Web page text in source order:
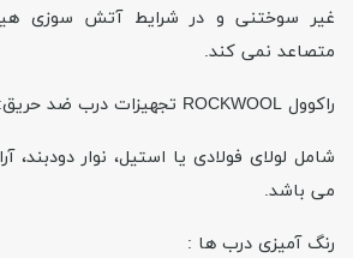
غیر سوختنی و در شرایط آتش سوزی
متصاعد نمی کند.
راکوول ROCKWOOL تجهیزات درب ضد حریق:
شامل لولای فولادی یا استیل، نوار دودبند،
می باشد.
رنگ آمیزی درب ها :